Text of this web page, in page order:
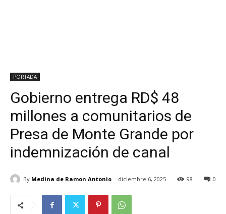
PORTADA
Gobierno entrega RD$ 48
millones a comunitarios de
Presa de Monte Grande por
indemnización de canal
By Medina de Ramon Antonio diciembre 6, 2025 0
98